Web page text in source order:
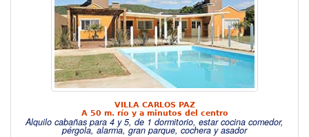
VILLA CARLOS PAZ
A 50 m. río y a minutos del centro
Alquilo cabañas para 4 y 5, de 1 dormitorio, estar cocina comedor,
pérgola, alarma, gran parque, cochera y asador